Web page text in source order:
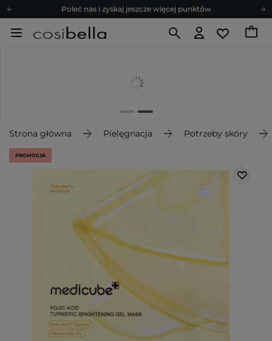
Poleć nas i zyskaj jeszcze więcej punktów
Zapisz się na newsletter pełen porad
Poleć nas i zyskaj jeszcze więcej punktów
Strona główna Pielęgnacja Potrzeby skóry
PROMOCJA